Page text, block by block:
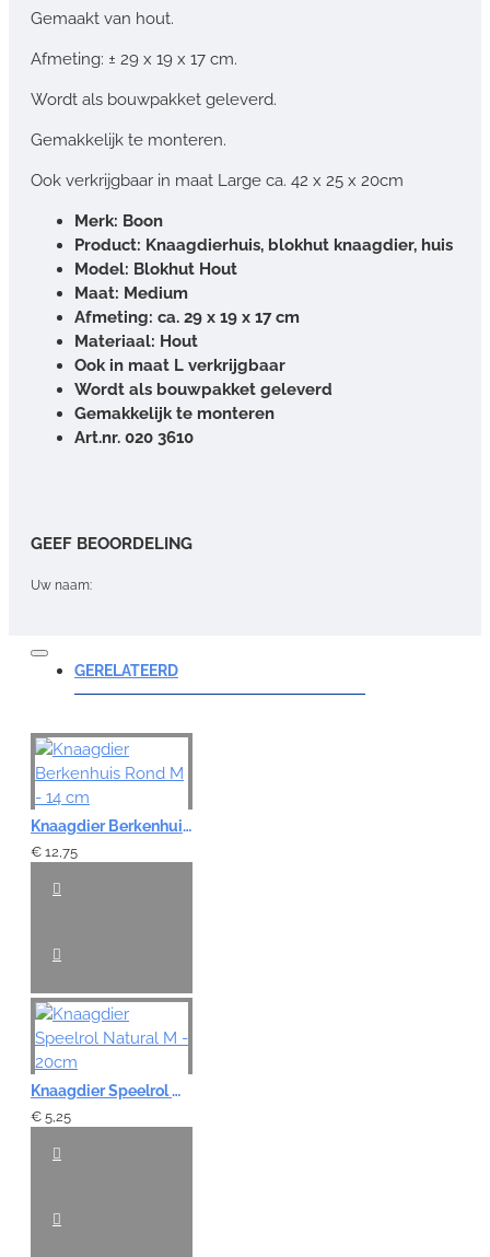
Gemaakt van hout.
Afmeting: ± 29 x 19 x 17 cm.
Wordt als bouwpakket geleverd.
Gemakkelijk te monteren.
Ook verkrijgbaar in maat Large ca. 42 x 25 x 20cm
Merk: Boon
Product: Knaagdierhuis, blokhut knaagdier, huis
Model: Blokhut Hout
Maat: Medium
Afmeting: ca. 29 x 19 x 17 cm
Materiaal: Hout
Ook in maat L verkrijgbaar
Wordt als bouwpakket geleverd
Gemakkelijk te monteren
Art.nr. 020 3610
GEEF BEOORDELING
Uw naam:
Opmerking:
Note:HTML-code wordt niet vertaald!
Waardering:
Slecht
GERELATEERD
Knaagdier Berkenhuis Rond M - 14 cm
€ 12,75
Knaagdier Speelrol Natural M - 20cm
€ 5,25